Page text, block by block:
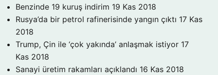
Benzinde 19 kuruş indirim 19 Kas 2018
Rusya’da bir petrol rafinerisinde yangın çıktı 17 Kas
2018
Trump, Çin ile ‘çok yakında’ anlaşmak istiyor 17
Kas 2018
Sanayi üretim rakamları açıklandı 16 Kas 2018